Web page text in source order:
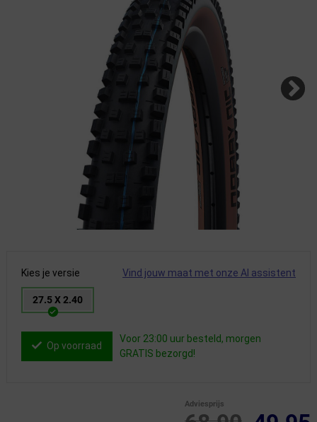
Kies je versie Vind jouw maat met onze AI assistent
27.5 X 2.40
Op voorraad
Voor 23:00 uur besteld, morgen
GRATIS bezorgd!
Adviesprijs